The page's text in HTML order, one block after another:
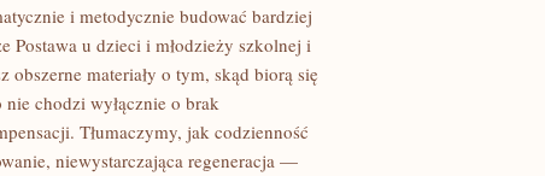
i metodycznie budować bardziej
Postawa u dzieci i młodzieży szkolnej i
obszerne materiały o tym, skąd biorą się
chodzi wyłącznie o brak
Tłumaczymy, jak codzienność
niewystarczająca regeneracja —